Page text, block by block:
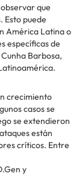
que
Esto puede
América Latina o
específicas de
Barbosa,
crecimiento
casos se
se extendieron
están
críticos. Entre
y